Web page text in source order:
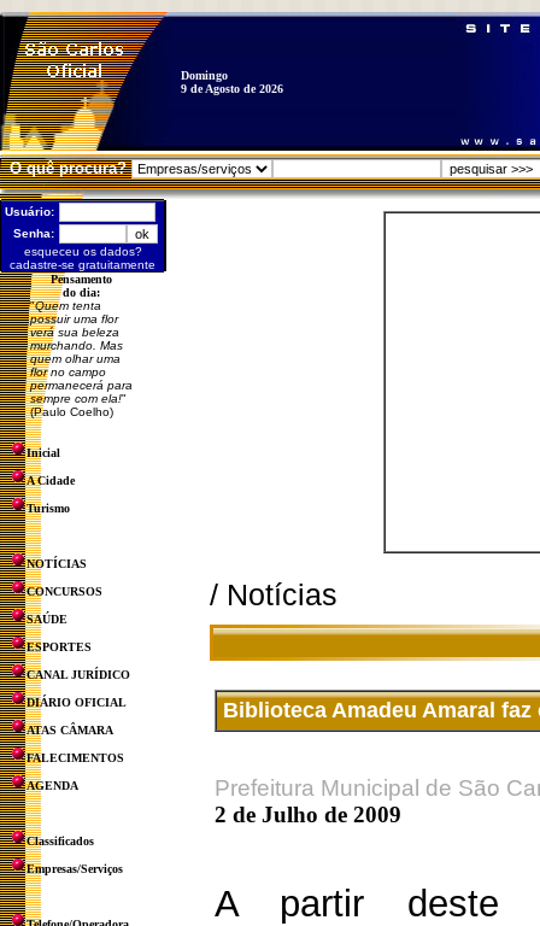
Domingo
9 de Agosto de 2026
O quê procura?
Usuário:
Senha:
esqueceu os dados?
cadastre-se gratuitamente
Pensamento
do dia:
"Quem tenta
possuir uma flor
verá sua beleza
murchando. Mas
quem olhar uma
flor no campo
permanecerá para
sempre com ela!"
(Paulo Coelho)
Inicial
A Cidade
Turismo
NOTÍCIAS
CONCURSOS
SAÚDE
ESPORTES
CANAL JURÍDICO
DIÁRIO OFICIAL
ATAS CÂMARA
FALECIMENTOS
AGENDA
Classificados
Empresas/Serviços
/ Notícias
Biblioteca Amadeu Amaral
Prefeitura Municipal de São
2 de Julho de 2009
A partir deste